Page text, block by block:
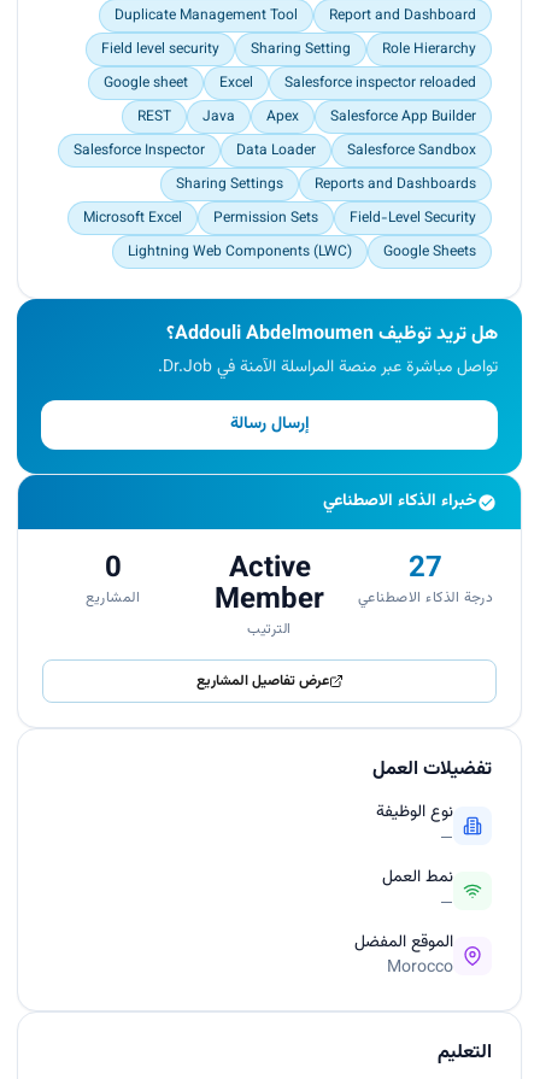
cleansing data (profile and permission sets, Data
loader, Salesforce inspector reloaded, Excel and
Google sheet…)
Report and Dashboard
Duplicate Management Tool
Role Hierarchy
Sharing Setting
Field level security
Salesforce inspector reloaded
Excel
Google sheet
Salesforce App Builder
Apex
Java
REST
Salesforce Sandbox
Data Loader
Salesforce Inspector
Reports and Dashboards
Sharing Settings
Field-Level Security
Permission Sets
Microsoft Excel
Google Sheets
Lightning Web Components (LWC)
هل تريد توظيف Addouli Abdelmoumen؟
تواصل مباشرة عبر منصة المراسلة الآمنة في Dr.Job.
إرسال رسالة
خبراء الذكاء الاصطناعي
27
درجة الذكاء الاصطناعي
Active
Member
الترتيب
0
المشاريع
عرض تفاصيل المشاريع
تفضيلات العمل
نوع الوظيفة
—
نمط العمل
—
الموقع المفضل
Morocco
التعليم